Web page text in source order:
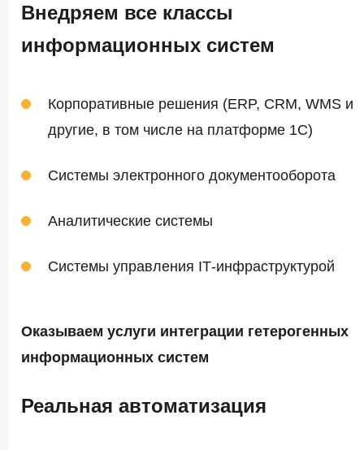
Внедряем все классы
информационных систем
Корпоративные решения (ERP, CRM, WMS и
другие, в том числе на платформе 1С)
Системы электронного документооборота
Аналитические системы
Системы управления IТ-инфраструктурой
Оказываем услуги интеграции гетерогенных
информационных систем
Реальная автоматизация